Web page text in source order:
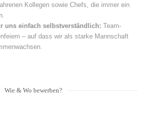
Kollegen sowie Chefs, die immer ein
uns einfach selbstverständlich: Team-
– auf dass wir als starke Mannschaft
Wie & Wo bewerben?